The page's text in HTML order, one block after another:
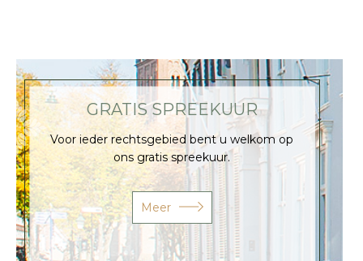
GRATIS SPREEKUUR
Voor ieder rechtsgebied bent u welkom op
ons gratis spreekuur.
Meer